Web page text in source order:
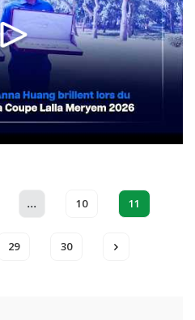
... 10 11
29 30